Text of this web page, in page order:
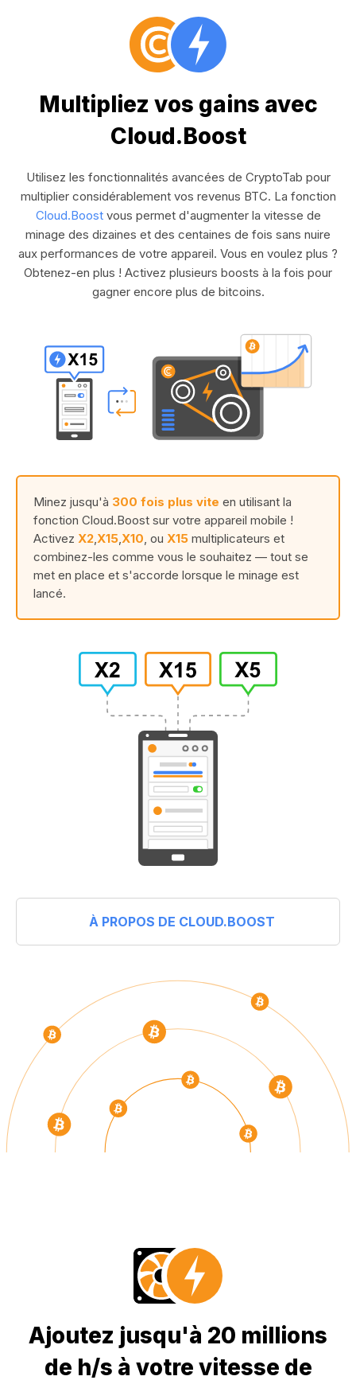
Multipliez vos gains avec
Cloud.Boost
Utilisez les fonctionnalités avancées de CryptoTab pour
multiplier considérablement vos revenus BTC. La fonction
Cloud.Boostvous permet d'augmenter la vitesse de
minage des dizaines et des centaines de fois sans nuire
aux performances de votre appareil. Vous en voulez plus ?
Obtenez-en plus ! Activez plusieurs boosts à la fois pour
gagner encore plus de bitcoins.
Minez jusqu'à 300 fois plus vite en utilisant la
fonction Cloud.Boost sur votre appareil mobile !
Activez X2 X15 X10 , ou X15 multiplicateurs et
combinez-les comme vous le souhaitez — tout se
met en place et s'accorde lorsque le minage est
lancé.
À PROPOS DE CLOUD.BOOST
Ajoutez jusqu'à 20 millions
de h/s à votre vitesse de